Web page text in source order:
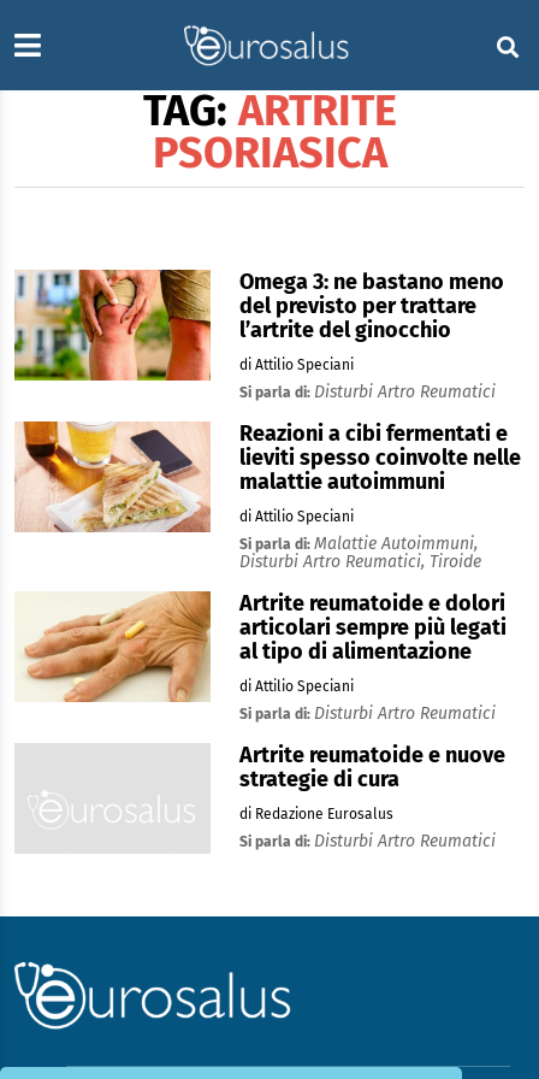
TAG: ARTRITE
PSORIASICA
Omega 3: ne bastano meno
del previsto per trattare
l’artrite del ginocchio
di Attilio Speciani
Si parla di: Disturbi Artro Reumatici
Reazioni a cibi fermentati e
lieviti spesso coinvolte nelle
malattie autoimmuni
di Attilio Speciani
Si parla di: Malattie Autoimmuni,
Disturbi Artro Reumatici, Tiroide
Artrite reumatoide e dolori
articolari sempre più legati
al tipo di alimentazione
di Attilio Speciani
Si parla di: Disturbi Artro Reumatici
Artrite reumatoide e nuove
strategie di cura
di Redazione Eurosalus
Si parla di: Disturbi Artro Reumatici